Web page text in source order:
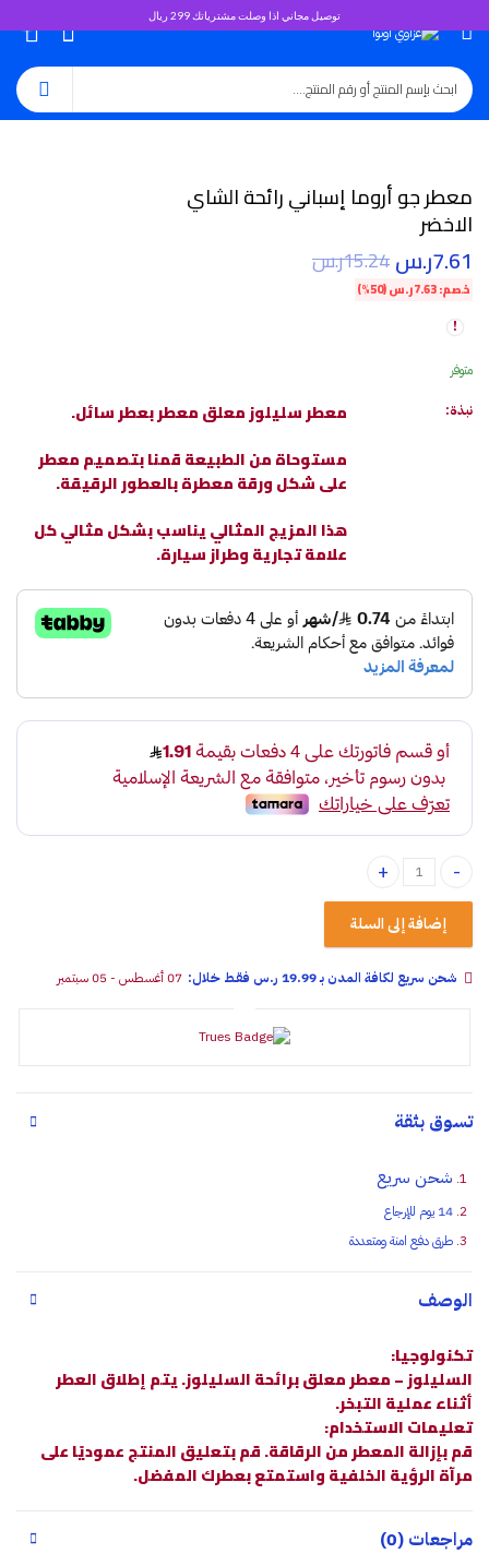
توصيل مجاني اذا وصلت مشترياتك 299 ريال
معطر جو أروما إسباني رائحة الشاي
الاخضر
7.61ر.س15.24ر.س
خصم:7.63ر.س(50%)
متوفر
نبذة:
معطر سليلوز معلق معطر بعطر سائل.
مستوحاة من الطبيعة قمنا بتصميم معطر
على شكل ورقة معطرة بالعطور الرقيقة.
هذا المزيج المثالي يناسب بشكل مثالي كل
علامة تجارية وطراز سيارة.
معطر جو أروما إسباني رائحة الشاي الاخضر quantity
إضافة إلى السلة
شحن سريع لكافة المدن بـ 19.99 ر.س فقـط خلال: 07 أغسطس - 05 سبتمبر
تسوق بثقة
شحن سريع
14 يوم للإرجاع
طرق دفع امنة ومتعددة
الوصف
تكنولوجيا:
السليلوز – معطر معلق برائحة السليلوز. يتم إطلاق العطر
أثناء عملية التبخر.
تعليمات الاستخدام:
قم بإزالة المعطر من الرقاقة. قم بتعليق المنتج عموديًا على
مرآة الرؤية الخلفية واستمتع بعطرك المفضل.
مراجعات (0)